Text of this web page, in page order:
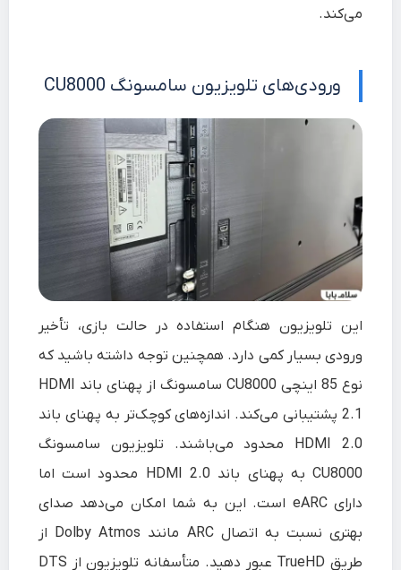
می‌کند.
ورودی‌های تلویزیون سامسونگ CU8000
این تلویزیون هنگام استفاده در حالت بازی، تأخیر
ورودی بسیار کمی دارد. همچنین توجه داشته باشید که
نوع 85 اینچی CU8000 سامسونگ از پهنای باند HDMI
2.1 پشتیبانی می‌کند. اندازه‌های کوچک‌تر به پهنای باند
HDMI 2.0 محدود می‌باشند. تلویزیون سامسونگ
CU8000 به پهنای باند HDMI 2.0 محدود است اما
دارای eARC است. این به شما امکان می‌دهد صدای
بهتری نسبت به اتصال ARC مانند Dolby Atmos از
طریق TrueHD عبور دهید. متأسفانه تلویزیون از DTS